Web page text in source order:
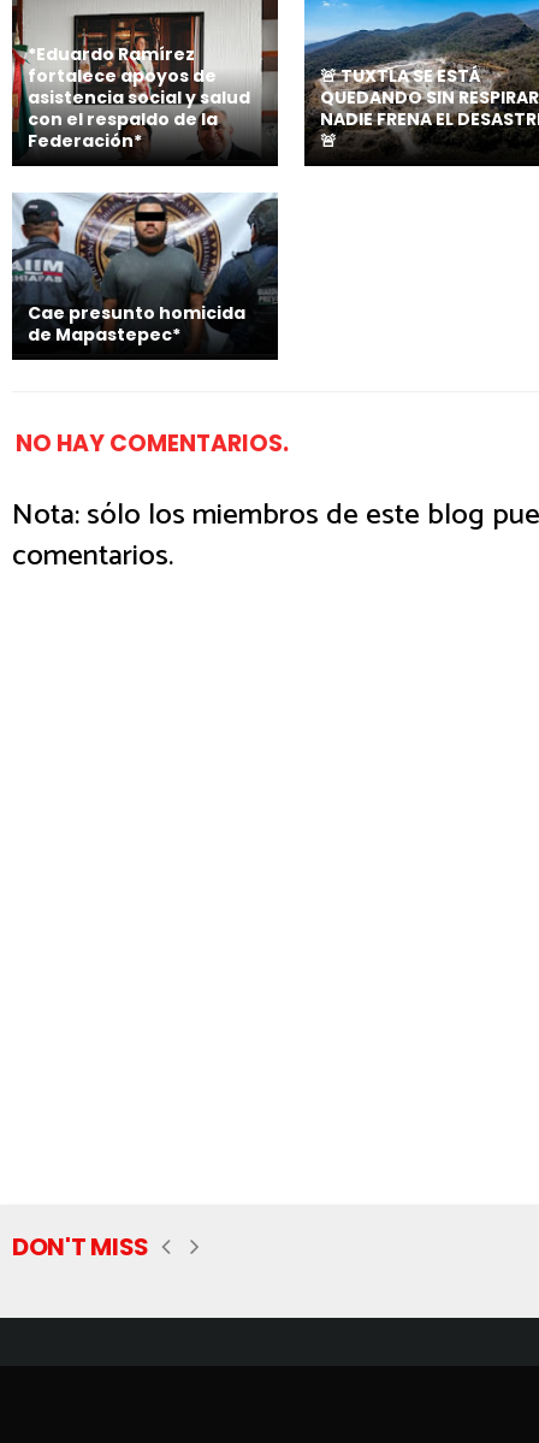
*Eduardo Ramírez
fortalece apoyos de
asistencia social y salud
con el respaldo de la
Federación*
🚨 TUXTLA SE ESTÁ
QUEDANDO SIN
NADIE FRENA EL
🚨
Cae presunto homicida
de Mapastepec*
NO HAY COMENTARIOS.
Nota: sólo los miembros de este blog
comentarios.
DON'T MISS